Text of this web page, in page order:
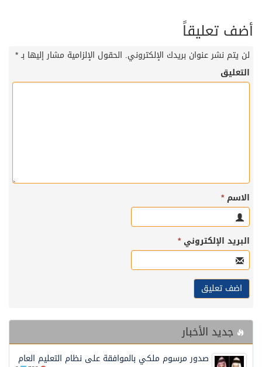
تعليقاً
نشر عنوان بريدك الإلكتروني.الحقول الإلزامية مشار إليها بـ
الإلكتروني*
الأخبار
صدور مرسوم ملكي بالموافقة على نظام التعليم العام